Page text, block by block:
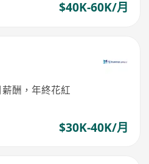
$40K-60K/月
酬，年終花紅
$30K-40K/月